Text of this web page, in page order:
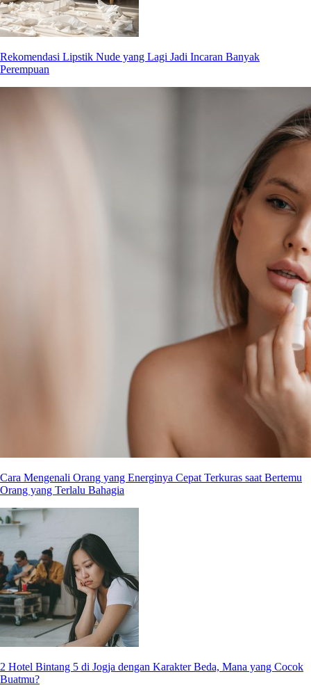
Rekomendasi Lipstik Nude yang Lagi Jadi Incaran Banyak
Perempuan
Cara Mengenali Orang yang Energinya Cepat Terkuras saat Bertemu
Orang yang Terlalu Bahagia
2 Hotel Bintang 5 di Jogja dengan Karakter Beda, Mana yang Cocok
Buatmu?